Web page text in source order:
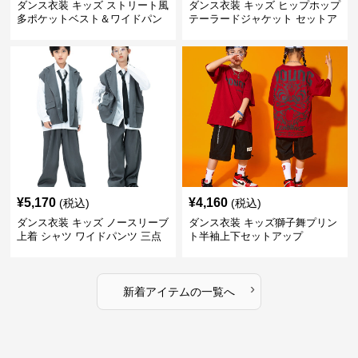
ダンス衣装 キッズ ストリート風
多ポケットベスト＆ワイドパン
ダンス衣装 キッズ ヒップホップ
テーラードジャケット セットア
¥5,170 (税込)
ダンス衣装 キッズ ノースリーブ
上着 シャツ ワイドパンツ 三点
¥4,160 (税込)
ダンス衣装 キッズ獅子舞プリン
ト半袖上下セットアップ
新着アイテムの一覧へ ›